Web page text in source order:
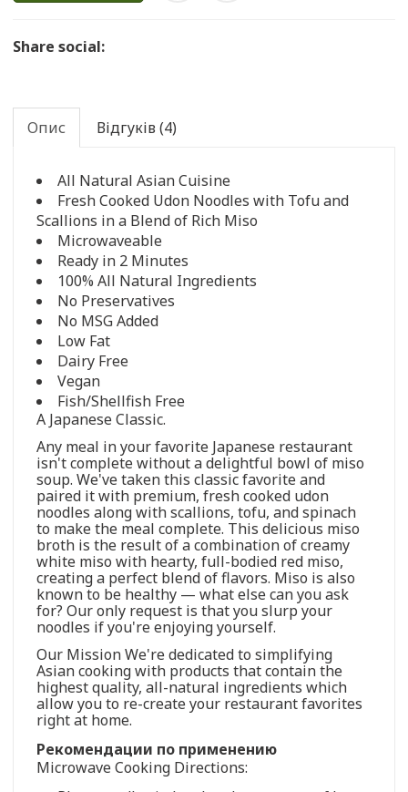
Share social:
Опис Відгуків (4)
All Natural Asian Cuisine
Fresh Cooked Udon Noodles with Tofu and
Scallions in a Blend of Rich Miso
Microwaveable
Ready in 2 Minutes
100% All Natural Ingredients
No Preservatives
No MSG Added
Low Fat
Dairy Free
Vegan
Fish/Shellfish Free
A Japanese Classic.
Any meal in your favorite Japanese restaurant
isn't complete without a delightful bowl of miso
soup. We've taken this classic favorite and
paired it with premium, fresh cooked udon
noodles along with scallions, tofu, and spinach
to make the meal complete. This delicious miso
broth is the result of a combination of creamy
white miso with hearty, full-bodied red miso,
creating a perfect blend of flavors. Miso is also
known to be healthy — what else can you ask
for? Our only request is that you slurp your
noodles if you're enjoying yourself.
Our Mission We're dedicated to simplifying
Asian cooking with products that contain the
highest quality, all-natural ingredients which
allow you to re-create your restaurant favorites
right at home.
Рекомендации по применению
Microwave Cooking Directions: